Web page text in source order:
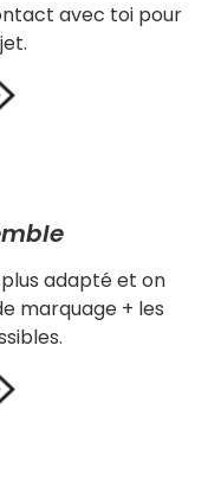
avec toi pour
adapté et on
marquage + les